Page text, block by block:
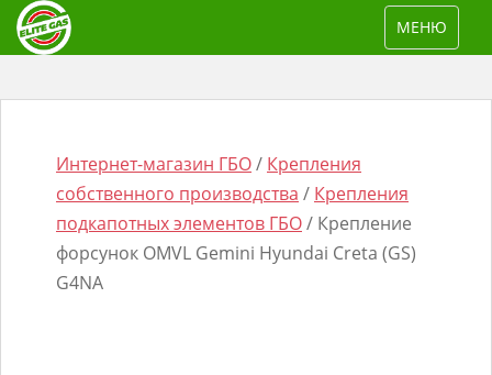
p
TOGGLE
МЕНЮ
Интернет-магазин ГБО/ Крепления
собственного производства / Крепления
подкапотных элементов ГБО/ Крепление
форсунок OMVL Gemini Hyundai Creta (GS)
G4NA